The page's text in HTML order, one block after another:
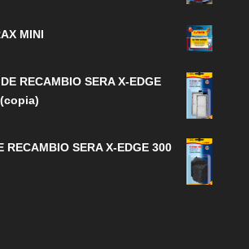
MINI
RECAMBIO SERA X-EDGE
RECAMBIO SERA X-EDGE 300